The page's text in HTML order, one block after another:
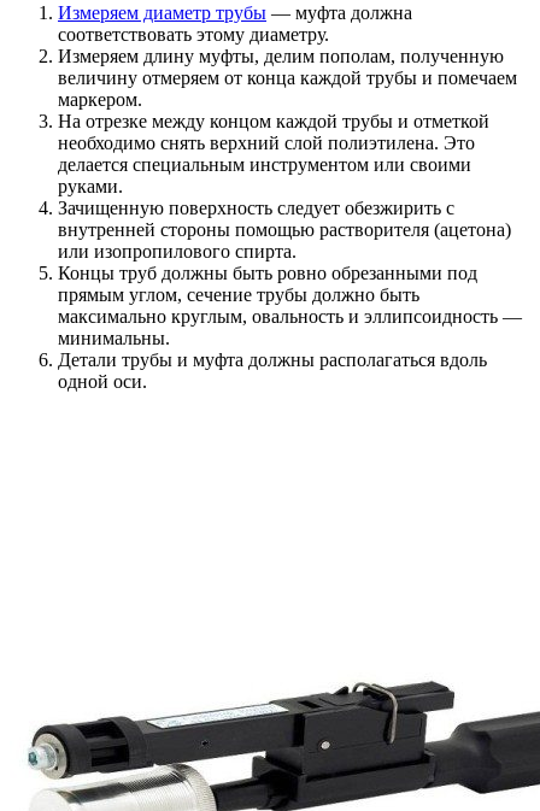
Измеряем диаметр трубы — муфта должна
соответствовать этому диаметру.
Измеряем длину муфты, делим пополам, полученную
величину отмеряем от конца каждой трубы и помечаем
маркером.
На отрезке между концом каждой трубы и отметкой
необходимо снять верхний слой полиэтилена. Это
делается специальным инструментом или своими
руками.
Зачищенную поверхность следует обезжирить с
внутренней стороны помощью растворителя (ацетона)
или изопропилового спирта.
Концы труб должны быть ровно обрезанными под
прямым углом, сечение трубы должно быть
максимально круглым, овальность и эллипсоидность —
минимальны.
Детали трубы и муфта должны располагаться вдоль
одной оси.